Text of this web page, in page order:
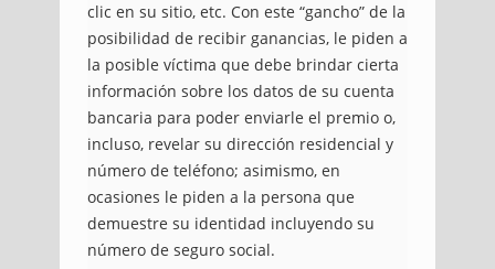
clic en su sitio, etc. Con este “gancho” de la
posibilidad de recibir ganancias, le piden a
la posible víctima que debe brindar cierta
información sobre los datos de su cuenta
bancaria para poder enviarle el premio o,
incluso, revelar su dirección residencial y
número de teléfono; asimismo, en
ocasiones le piden a la persona que
demuestre su identidad incluyendo su
número de seguro social.